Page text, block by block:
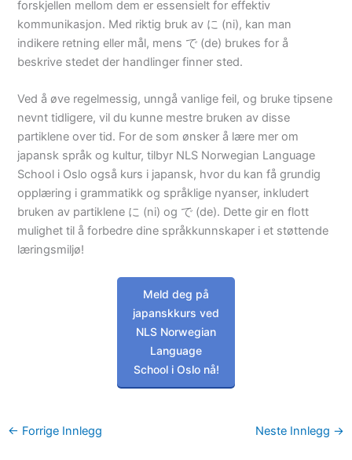
forskjellen mellom dem er essensielt for effektiv
kommunikasjon. Med riktig bruk av に (ni), kan man
indikere retning eller mål, mens で (de) brukes for å
beskrive stedet der handlinger finner sted.
Ved å øve regelmessig, unngå vanlige feil, og bruke tipsene
nevnt tidligere, vil du kunne mestre bruken av disse
partiklene over tid. For de som ønsker å lære mer om
japansk språk og kultur, tilbyr NLS Norwegian Language
School i Oslo også kurs i japansk, hvor du kan få grundig
opplæring i grammatikk og språklige nyanser, inkludert
bruken av partiklene に (ni) og で (de). Dette gir en flott
mulighet til å forbedre dine språkkunnskaper i et støttende
læringsmiljø!
Meld deg på
japanskkurs ved
NLS Norwegian
Language
School i Oslo nå!
← Forrige Innlegg Neste Innlegg →